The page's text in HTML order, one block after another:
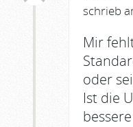
schrieb
Mir
oder
Ist die